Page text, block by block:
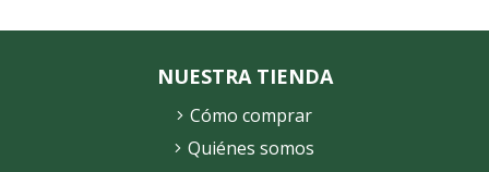
NUESTRA TIENDA
Cómo comprar
Quiénes somos